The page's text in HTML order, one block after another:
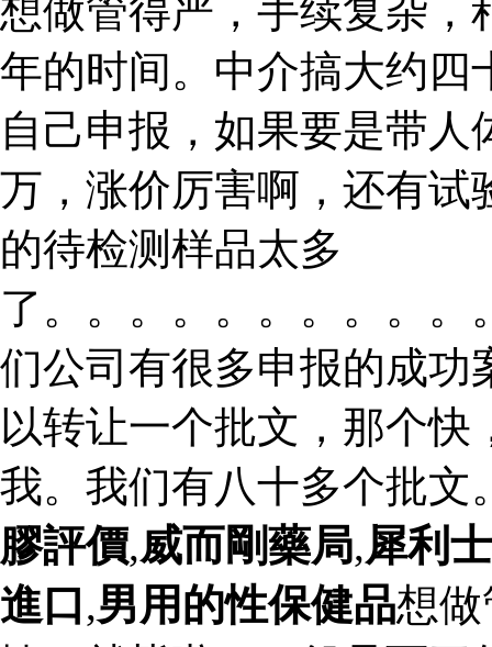
想做管得严，手续复杂，
年的时间。中介搞大约四
自己申报，如果要是带
万，涨价厉害啊，还有试
的待检测样品太多
了。。。。。。。。。
们公司有很多申报的成功
以转让一个批文，那个
我。我们有八十多个批文
膠評價,威而剛藥局,犀利
進口,男用的性保健品想